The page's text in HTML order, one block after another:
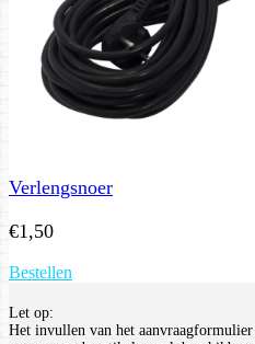
Verlengsnoer
€1,50
Bestellen
Let op:
Het invullen van het